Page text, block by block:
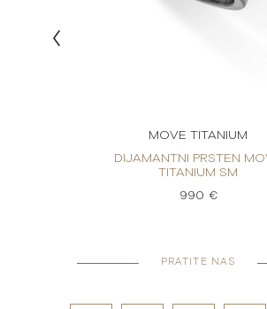
MOVE TITANIUM
DIJAMANTNI PRSTEN
TITANIUM SM
990 €
PRATITE NAS